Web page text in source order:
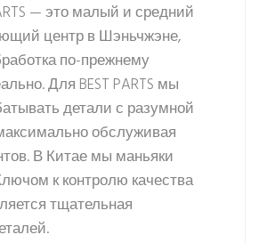
— это малый и средний
центр в Шэньчжэне,
по-прежнему
Для BEST PARTS мы
детали с разумной
обслуживая
В Китае мы маньяки
к контролю качества
тщательная